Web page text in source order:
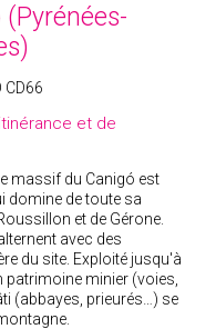
et de
massif du Canigó est
domine de toute sa
et de Gérone.
avec des
du site. Exploité jusqu'à
patrimoine minier (voies,
(abbayes, prieurés…) se